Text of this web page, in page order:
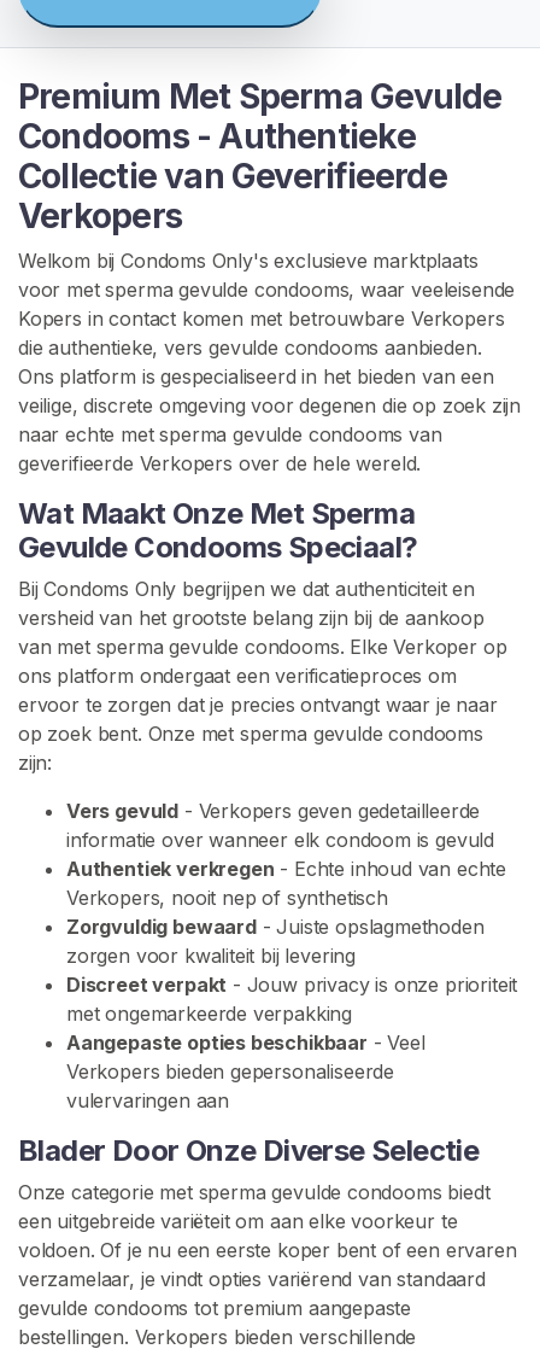
Premium Met Sperma Gevulde
Condooms - Authentieke
Collectie van Geverifieerde
Verkopers
Welkom bij Condoms Only's exclusieve marktplaats
voor met sperma gevulde condooms, waar veeleisende
Kopers in contact komen met betrouwbare Verkopers
die authentieke, vers gevulde condooms aanbieden.
Ons platform is gespecialiseerd in het bieden van een
veilige, discrete omgeving voor degenen die op zoek zijn
naar echte met sperma gevulde condooms van
geverifieerde Verkopers over de hele wereld.
Wat Maakt Onze Met Sperma
Gevulde Condooms Speciaal?
Bij Condoms Only begrijpen we dat authenticiteit en
versheid van het grootste belang zijn bij de aankoop
van met sperma gevulde condooms. Elke Verkoper op
ons platform ondergaat een verificatieproces om
ervoor te zorgen dat je precies ontvangt waar je naar
op zoek bent. Onze met sperma gevulde condooms
zijn:
Vers gevuld - Verkopers geven gedetailleerde
informatie over wanneer elk condoom is gevuld
Authentiek verkregen - Echte inhoud van echte
Verkopers, nooit nep of synthetisch
Zorgvuldig bewaard- Juiste opslagmethoden
zorgen voor kwaliteit bij levering
Discreet verpakt - Jouw privacy is onze prioriteit
met ongemarkeerde verpakking
Aangepaste opties beschikbaar - Veel
Verkopers bieden gepersonaliseerde
vulervaringen aan
Blader Door Onze Diverse Selectie
Onze categorie met sperma gevulde condooms biedt
een uitgebreide variëteit om aan elke voorkeur te
voldoen. Of je nu een eerste koper bent of een ervaren
verzamelaar, je vindt opties variërend van standaard
gevulde condooms tot premium aangepaste
bestellingen. Verkopers bieden verschillende
H
e
V
e
r
k
o
p
e
r
s
B
l
d
e
e
n
C
o
n
o
C
n
e
b
r
u
i
k
t
e